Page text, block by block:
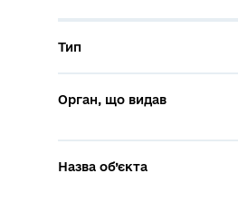
Тип
Орган, що видав
Назва об’єкта